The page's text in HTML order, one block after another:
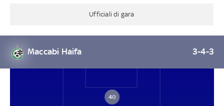
Ufficiali di gara
Maccabi Haifa 3-4-3
40